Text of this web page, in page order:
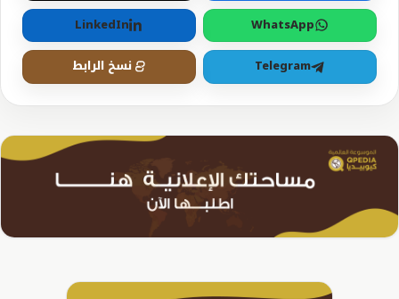
WhatsApp
LinkedIn
Telegram
نسخ الرابط